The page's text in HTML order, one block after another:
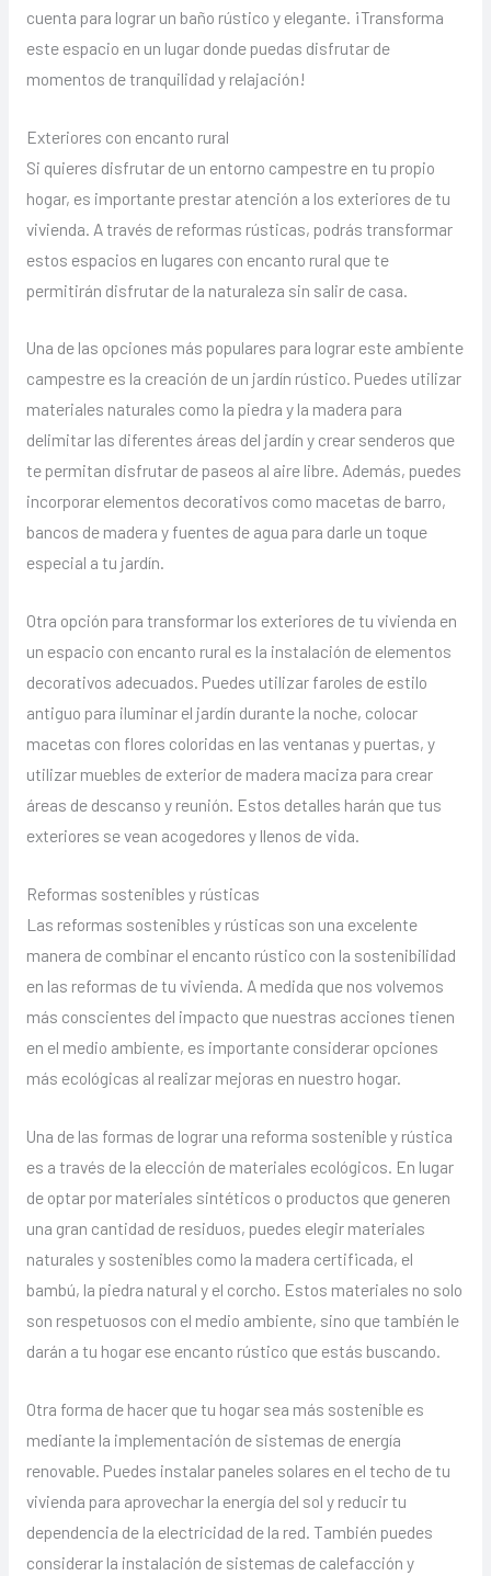
cuenta para lograr un baño rústico y elegante. ¡Transforma
este espacio en un lugar donde puedas disfrutar de
momentos de tranquilidad y relajación!
Exteriores con encanto rural
Si quieres disfrutar de un entorno campestre en tu propio
hogar, es importante prestar atención a los exteriores de tu
vivienda. A través de reformas rústicas, podrás transformar
estos espacios en lugares con encanto rural que te
permitirán disfrutar de la naturaleza sin salir de casa.
Una de las opciones más populares para lograr este ambiente
campestre es la creación de un jardín rústico. Puedes utilizar
materiales naturales como la piedra y la madera para
delimitar las diferentes áreas del jardín y crear senderos que
te permitan disfrutar de paseos al aire libre. Además, puedes
incorporar elementos decorativos como macetas de barro,
bancos de madera y fuentes de agua para darle un toque
especial a tu jardín.
Otra opción para transformar los exteriores de tu vivienda en
un espacio con encanto rural es la instalación de elementos
decorativos adecuados. Puedes utilizar faroles de estilo
antiguo para iluminar el jardín durante la noche, colocar
macetas con flores coloridas en las ventanas y puertas, y
utilizar muebles de exterior de madera maciza para crear
áreas de descanso y reunión. Estos detalles harán que tus
exteriores se vean acogedores y llenos de vida.
Reformas sostenibles y rústicas
Las reformas sostenibles y rústicas son una excelente
manera de combinar el encanto rústico con la sostenibilidad
en las reformas de tu vivienda. A medida que nos volvemos
más conscientes del impacto que nuestras acciones tienen
en el medio ambiente, es importante considerar opciones
más ecológicas al realizar mejoras en nuestro hogar.
Una de las formas de lograr una reforma sostenible y rústica
es a través de la elección de materiales ecológicos. En lugar
de optar por materiales sintéticos o productos que generen
una gran cantidad de residuos, puedes elegir materiales
naturales y sostenibles como la madera certificada, el
bambú, la piedra natural y el corcho. Estos materiales no solo
son respetuosos con el medio ambiente, sino que también le
darán a tu hogar ese encanto rústico que estás buscando.
Otra forma de hacer que tu hogar sea más sostenible es
mediante la implementación de sistemas de energía
renovable. Puedes instalar paneles solares en el techo de tu
vivienda para aprovechar la energía del sol y reducir tu
dependencia de la electricidad de la red. También puedes
considerar la instalación de sistemas de calefacción y